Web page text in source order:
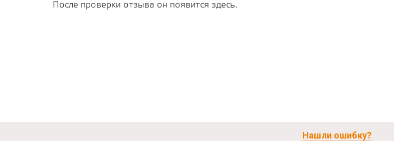
После проверки отзыва он появится здесь.
Нашли ошибку?